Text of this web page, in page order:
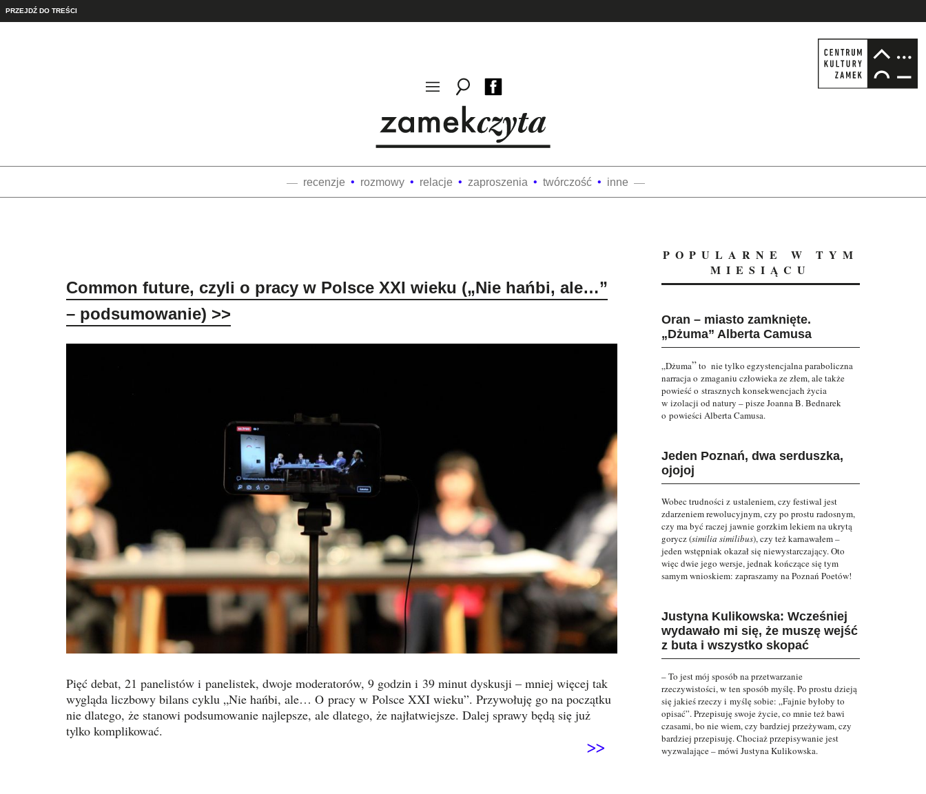
PRZEJDŹ DO TREŚCI
recenzje rozmowy relacje zaproszenia twórczość inne
Common future, czyli o pracy w Polsce XXI wieku („Nie hańbi, ale…”
– podsumowanie) >>
Pięć debat, 21 panelistów i panelistek, dwoje moderatorów, 9 godzin i 39 minut dyskusji – mniej więcej tak
wygląda liczbowy bilans cyklu „Nie hańbi, ale… O pracy w Polsce XXI wieku”. Przywołuję go na początku
nie dlatego, że stanowi podsumowanie najlepsze, ale dlatego, że najłatwiejsze. Dalej sprawy będą się już
tylko komplikować.
>>
POPULARNE W TYM
MIESIĄCU
Oran – miasto zamknięte.
„Dżuma” Alberta Camusa
„Dżuma”to nie tylko egzystencjalna paraboliczna
narracja o zmaganiu człowieka ze złem, ale także
powieść o strasznych konsekwencjach życia
w izolacji od natury – pisze Joanna B. Bednarek
o powieści Alberta Camusa.
Jeden Poznań, dwa serduszka,
ojojoj
Wobec trudności z ustaleniem, czy festiwal jest
zdarzeniem rewolucyjnym, czy po prostu radosnym,
czy ma być raczej jawnie gorzkim lekiem na ukrytą
gorycz (similia similibus), czy też karnawałem –
jeden wstępniak okazał się niewystarczający. Oto
więc dwie jego wersje, jednak kończące się tym
samym wnioskiem: zapraszamy na Poznań Poetów!
Justyna Kulikowska: Wcześniej
wydawało mi się, że muszę wejść
z buta i wszystko skopać
– To jest mój sposób na przetwarzanie
rzeczywistości, w ten sposób myślę. Po prostu dzieją
się jakieś rzeczy i myślę sobie: „Fajnie byłoby to
opisać”. Przepisuję swoje życie, co mnie też bawi
czasami, bo nie wiem, czy bardziej przeżywam, czy
bardziej przepisuję. Chociaż przepisywanie jest
wyzwalające – mówi Justyna Kulikowska.